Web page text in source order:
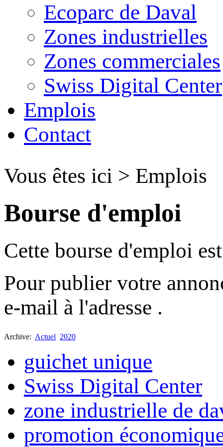
Ecoparc de Daval
Zones industrielles
Zones commerciales
Swiss Digital Center
Emplois
Contact
Vous êtes ici > Emplois
Bourse d'emploi
Cette bourse d'emploi
Pour publier votre
e-mail à l'adresse .
Archive: Actuel 2020
guichet unique
Swiss Digital Center
zone industrielle de
promotion